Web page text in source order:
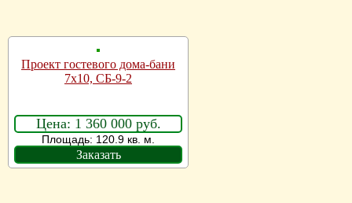
Проект гостевого дома-бани
7х10, СБ-9-2
Цена: 1 360 000 руб.
Площадь: 120.9 кв. м.
Заказать